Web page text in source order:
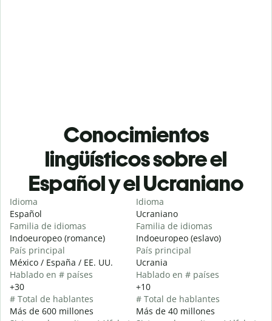
Conocimientos
lingüísticos sobre el
Español y el Ucraniano
Idioma
Español
Familia de idiomas
Indoeuropeo (romance)
País principal
México / España / EE. UU.
Hablado en # países
+30
# Total de hablantes
Más de 600 millones
Idioma
Ucraniano
Familia de idiomas
Indoeuropeo (eslavo)
País principal
Ucrania
Hablado en # países
+10
# Total de hablantes
Más de 40 millones